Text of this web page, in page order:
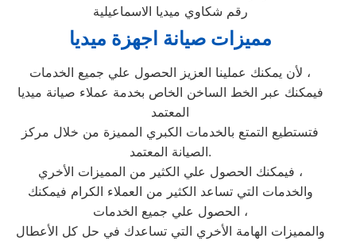
رقم شكاوي ميديا الاسماعيلية
مميزات صيانة اجهزة ميديا
لأن يمكنك عملينا العزيز الحصول علي جميع الخدمات ،
فيمكنك عبر الخط الساخن الخاص بخدمة عملاء صيانة ميديا
المعتمد
فتستطيع التمتع بالخدمات الكبري المميزة من خلال مركز
الصيانة المعتمد.
فيمكنك الحصول علي الكثير من المميزات الأخري ،
والخدمات التي تساعد الكثير من العملاء الكرام فيمكنك
الحصول علي جميع الخدمات ،
والمميزات الهامة الأخري التي تساعدك في حل كل الأعطال